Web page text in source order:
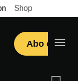
Shop
Abo